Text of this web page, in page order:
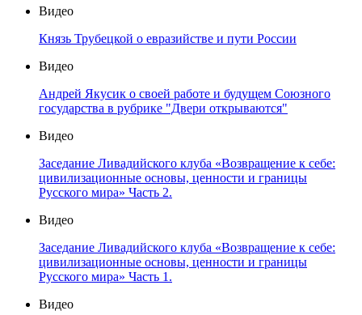
Видео
Князь Трубецкой о евразийстве и пути России
Видео
Андрей Якусик о своей работе и будущем Союзного
государства в рубрике "Двери открываются"
Видео
Заседание Ливадийского клуба «Возвращение к себе:
цивилизационные основы, ценности и границы
Русского мира» Часть 2.
Видео
Заседание Ливадийского клуба «Возвращение к себе:
цивилизационные основы, ценности и границы
Русского мира» Часть 1.
Видео